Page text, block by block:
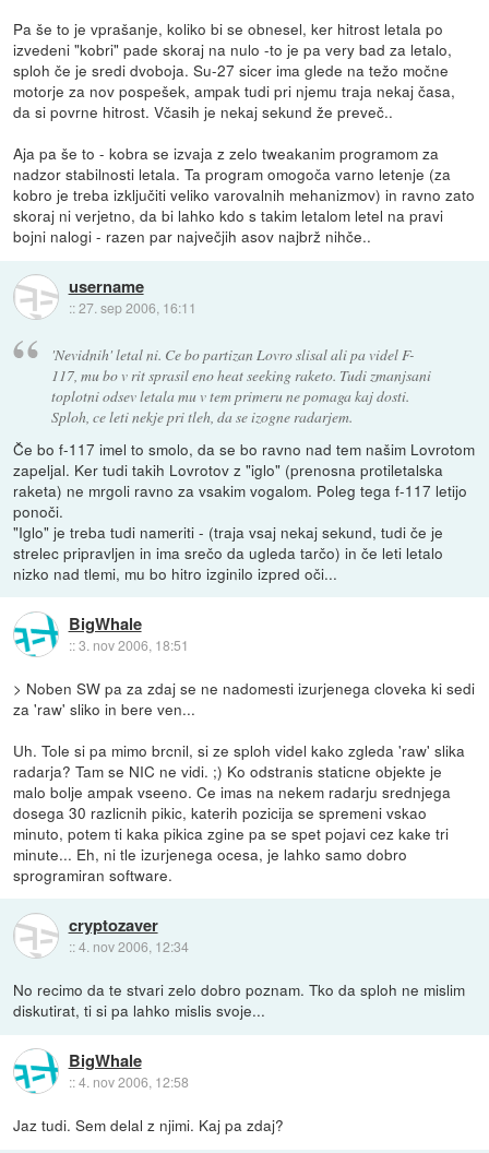
Pa še to je vprašanje, koliko bi se obnesel, ker hitrost letala po
izvedeni "kobri" pade skoraj na nulo -to je pa very bad za letalo,
sploh če je sredi dvoboja. Su-27 sicer ima glede na težo močne
motorje za nov pospešek, ampak tudi pri njemu traja nekaj časa,
da si povrne hitrost. Včasih je nekaj sekund že preveč..
Aja pa še to - kobra se izvaja z zelo tweakanim programom za
nadzor stabilnosti letala. Ta program omogoča varno letenje (za
kobro je treba izključiti veliko varovalnih mehanizmov) in ravno zato
skoraj ni verjetno, da bi lahko kdo s takim letalom letel na pravi
bojni nalogi - razen par največjih asov najbrž nihče..
username
::27. sep 2006, 16:11
'Nevidnih' letal ni. Ce bo partizan Lovro slisal ali pa videl F-
117, mu bo v rit sprasil eno heat seeking raketo. Tudi zmanjsani
toplotni odsev letala mu v tem primeru ne pomaga kaj dosti.
Sploh, ce leti nekje pri tleh, da se izogne radarjem.
Če bo f-117 imel to smolo, da se bo ravno nad tem našim Lovrotom
zapeljal. Ker tudi takih Lovrotov z "iglo" (prenosna protiletalska
raketa) ne mrgoli ravno za vsakim vogalom. Poleg tega f-117 letijo
ponoči.
"Iglo" je treba tudi nameriti - (traja vsaj nekaj sekund, tudi če je
strelec pripravljen in ima srečo da ugleda tarčo) in če leti letalo
nizko nad tlemi, mu bo hitro izginilo izpred oči...
BigWhale
::3. nov 2006, 18:51
> Noben SW pa za zdaj se ne nadomesti izurjenega cloveka ki sedi
za 'raw' sliko in bere ven...
Uh. Tole si pa mimo brcnil, si ze sploh videl kako zgleda 'raw' slika
radarja? Tam se NIC ne vidi. ;) Ko odstranis staticne objekte je
malo bolje ampak vseeno. Ce imas na nekem radarju srednjega
dosega 30 razlicnih pikic, katerih pozicija se spremeni vskao
minuto, potem ti kaka pikica zgine pa se spet pojavi cez kake tri
minute... Eh, ni tle izurjenega ocesa, je lahko samo dobro
sprogramiran software.
cryptozaver
::4. nov 2006, 12:34
No recimo da te stvari zelo dobro poznam. Tko da sploh ne mislim
diskutirat, ti si pa lahko mislis svoje...
BigWhale
::4. nov 2006, 12:58
Jaz tudi. Sem delal z njimi. Kaj pa zdaj?